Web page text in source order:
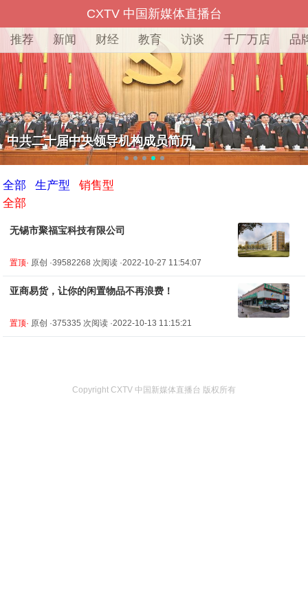
CXTV 中国新媒体直播台
推荐 新闻 财经 教育 访谈 千厂万店 品
中共二十届中央领导机构成员简历
全部 生产型
销售型
全部
无锡市聚福宝科技有限公司
置顶· 原创 ·39582268 次阅读 ·2022-10-27 11:54:07
亚商易货，让你的闲置物品不再浪费！
置顶· 原创 ·375335 次阅读 ·2022-10-13 11:15:21
Copyright CXTV 中国新媒体直播台 版权所有